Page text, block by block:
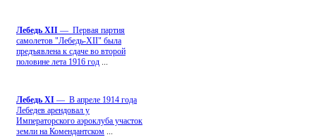
Лебедь ХII — Первая партия
самолетов "Лебедь-ХII" была
предъявлена к сдаче во второй
половине лета 1916 год
Лебедь ХI — В апреле 1914 года
Лебедев арендовал у
Императорского аэроклуба участок
земли на Комендантском